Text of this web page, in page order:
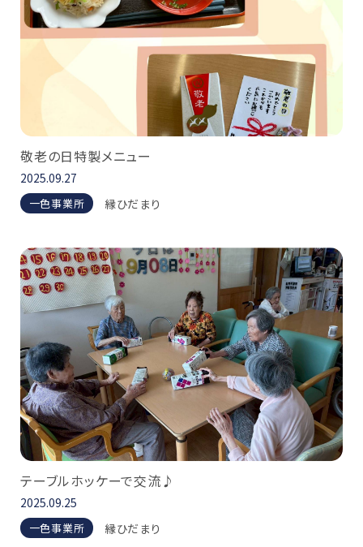
敬老の日特製メニュー
2025.09.27
一色事業所 縁ひだまり
テーブルホッケーで交流♪
2025.09.25
一色事業所 縁ひだまり